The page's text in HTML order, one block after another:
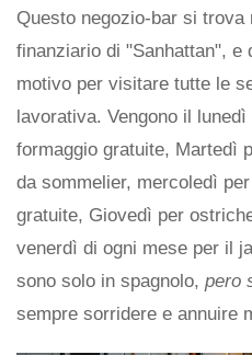
Questo negozio-bar si
finanziario di "Sanhattan", e
motivo per visitare tutte le
lavorativa. Vengono il
formaggio gratuite, Martedì
da sommelier, mercoledì
gratuite, Giovedì per
venerdì di ogni mese per il
sono solo in spagnolo, pero
sempre sorridere e annuire